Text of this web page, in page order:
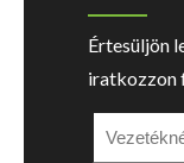
Értesüljön
iratkozzon